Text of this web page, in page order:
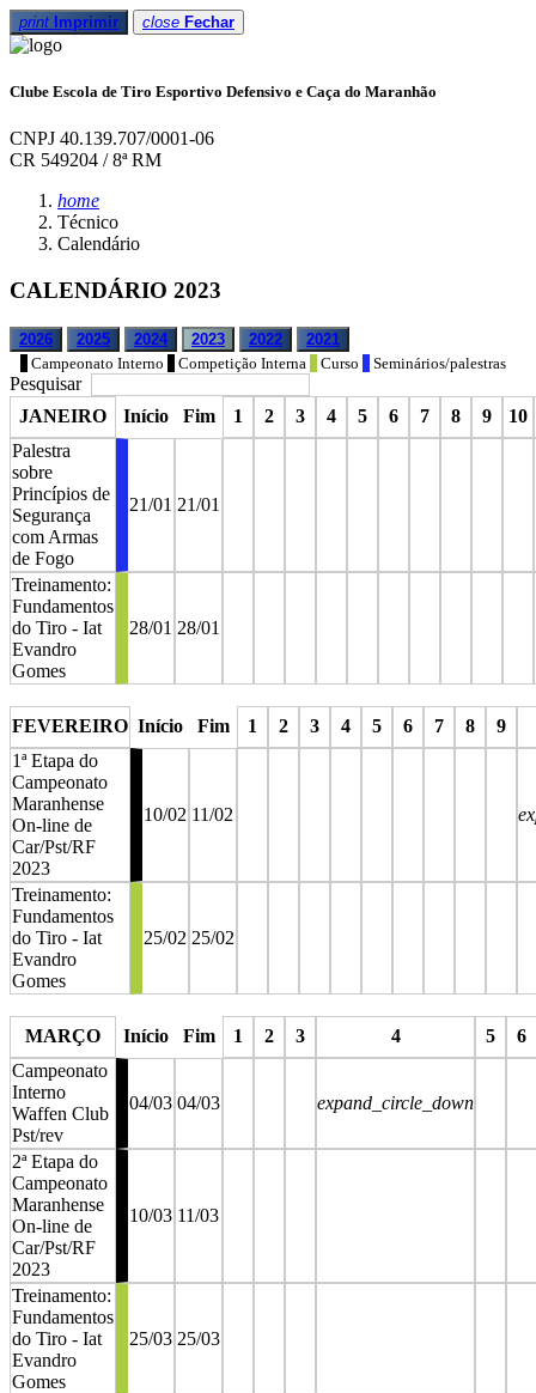
print Imprimir close Fechar
Clube Escola de Tiro Esportivo Defensivo e Caça do Maranhão
CNPJ 40.139.707/0001-06
CR 549204 / 8ª RM
home
Técnico
Calendário
CALENDÁRIO 2023
2026 2025 2024 2023 2022
2021
Campeonato Interno
Competição Interna Curso Seminários/palestras
Pesquisar
JANEIRO
Início Fim 1 2 3 4 5 6 7 8 9
10
Palestra
sobre
Princípios de
Segurança
com Armas
de Fogo
21/01 21/01
Treinamento:
Fundamentos
do Tiro - Iat
Evandro
Gomes
28/01 28/01
FEVEREIRO Início Fim 1 2 3 4 5 6 7 8
9
1ª Etapa do
Campeonato
Maranhense
On-line de
Car/Pst/RF
2023
10/02 11/02
Treinamento:
Fundamentos
do Tiro - Iat
Evandro
Gomes
25/02 25/02
MARÇO
Início Fim 1 2 3 4 5
6
Campeonato
Interno
Waffen Club
Pst/rev
04/03 04/03 expand_circle_down
2ª Etapa do
Campeonato
Maranhense
On-line de
Car/Pst/RF
2023
10/03 11/03
Treinamento:
Fundamentos
do Tiro - Iat
Evandro
Gomes
25/03 25/03